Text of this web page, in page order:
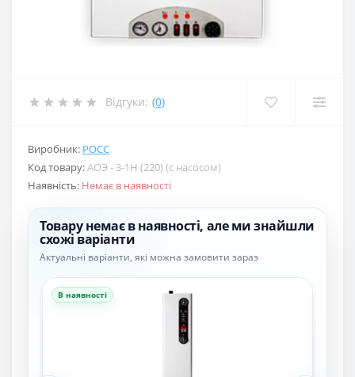
Відгуки: (0)
Виробник: РОСС
Код товару:АОЭ - 3-1Н (220) (с насосом)
Наявність: Немає в наявності
Товару немає в наявності, але ми знайшли
схожі варіанти
Актуальні варіанти, які можна замовити зараз
В наявності